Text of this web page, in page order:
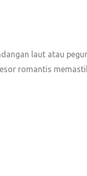
laut atau
romantis